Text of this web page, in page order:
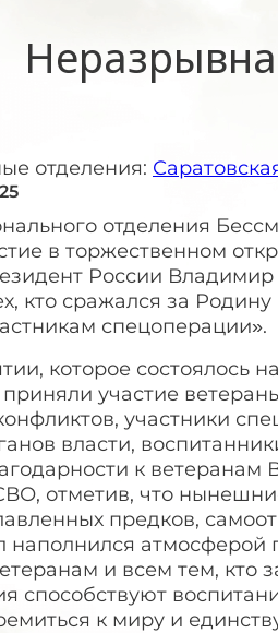
отделения:
отделения
в торжественном
России
кто сражался за
спецоперации».
которое
приняли участие
участники
власти,
к ветеранам
отметив, что
предков,
наполнился атмосферой
и всем тем,
способствуют
к миру и